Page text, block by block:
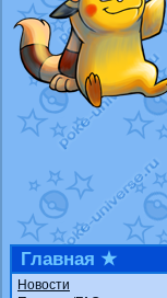
Главная ★
Новости